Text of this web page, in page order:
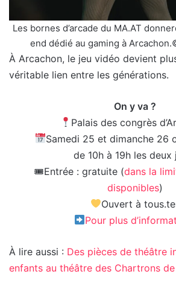
Les bornes d’arcade du MA.AT
end dédié au gaming à
À Arcachon, le jeu vidéo devient
véritable lien entre les générations.
On y va ?
Palais des congrès
Samedi 25 et dimanche 26
de 10h à 19h les deux
🎟Entrée : gratuite (dans la
disponibles)
Ouvert à
Pour plus
À lire aussi : Des pièces de théâtre
enfants au théâtre des Chartrons